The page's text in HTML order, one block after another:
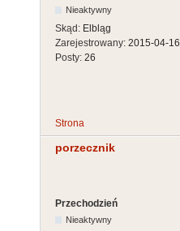
Nieaktywny
Skąd: Elbląg
Zarejestrowany: 2015-04-16
Posty: 26
Strona
porzecznik
Przechodzień
Nieaktywny